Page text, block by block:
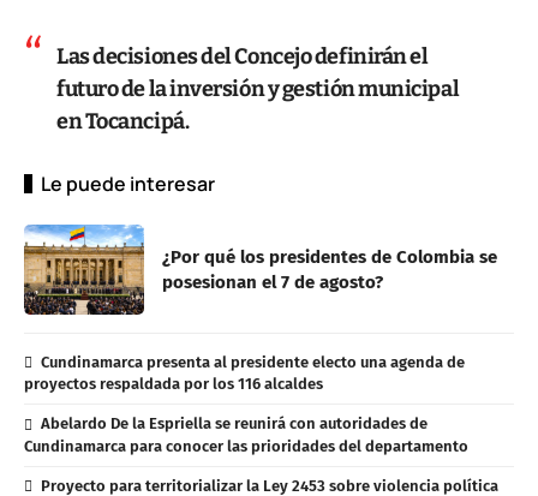
Las decisiones del Concejo definirán el
futuro de la inversión y gestión municipal
en Tocancipá.
Le puede interesar
¿Por qué los presidentes de Colombia se
posesionan el 7 de agosto?
Cundinamarca presenta al presidente electo una agenda de
proyectos respaldada por los 116 alcaldes
Abelardo De la Espriella se reunirá con autoridades de
Cundinamarca para conocer las prioridades del departamento
Proyecto para territorializar la Ley 2453 sobre violencia política